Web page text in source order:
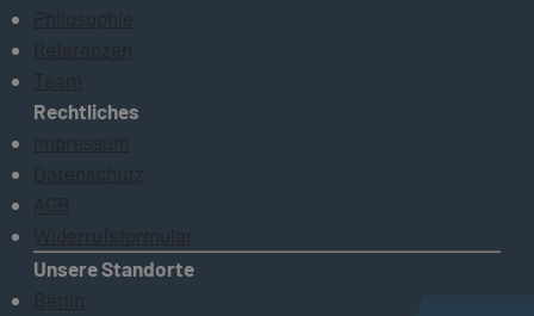
Philosophie
Referenzen
Team
Rechtliches
Impressum
Datenschutz
AGB
Widerrufsformular
Unsere Standorte
Berlin